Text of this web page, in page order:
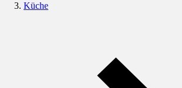
Küche